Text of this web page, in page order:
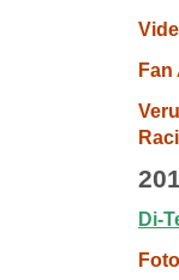
Di-